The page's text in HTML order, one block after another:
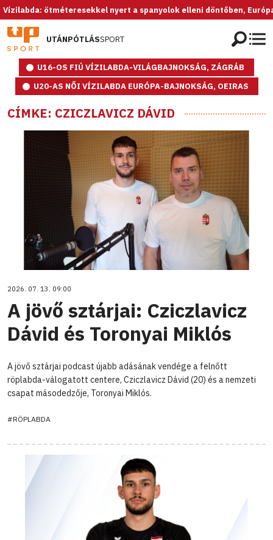
ötméteresekkel nyert a spanyolok elleni döntőben, Európa-
UTÁNPÓTLÁSSPORT
U16-OS FIÚ VÍZILABDA-VILÁGBAJNOKSÁG, ZÁGRÁB
U20-AS NŐI VÍZILABDA EURÓPA-BAJNOKSÁG, OEIRAS
CÍMKE: CZICZLAVICZ DÁVID
2026. 07. 13. 09:00
A jövő sztárjai: Cziczlavicz
Dávid és Toronyai Miklós
A jövő sztárjai podcast újabb adásának vendége a felnőtt
röplabda-válogatott centere, Cziczlavicz Dávid (20) és a nemzeti
csapat másodedzője, Toronyai Miklós.
#RÖPLABDA